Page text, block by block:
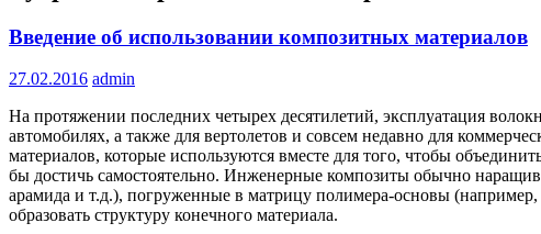
Введение об использовании композитных материалов
27.02.2016 admin
На протяжении последних четырех десятилетий, эксплуатация
автомобилях, а также для вертолетов и совсем недавно для
материалов, которые используются вместе для того, чтобы
бы достичь самостоятельно. Инженерные композиты обычно
арамида и т.д.), погруженные в матрицу полимера-основы
образовать структуру конечного материала.